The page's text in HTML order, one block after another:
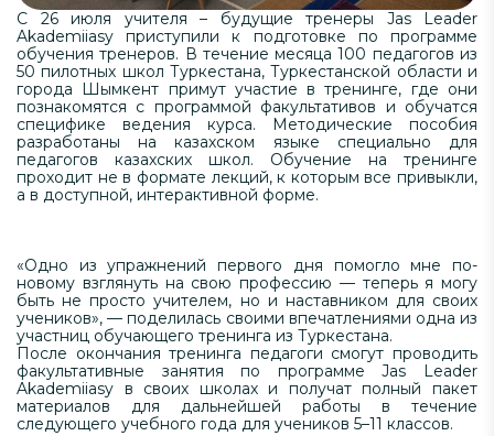
С 26 июля учителя – будущие тренеры Jas Leader
Akademiiasy приступили к подготовке по программе
обучения тренеров. В течение месяца 100 педагогов из
50 пилотных школ Туркестана, Туркестанской области и
города Шымкент примут участие в тренинге, где они
познакомятся с программой факультативов и обучатся
специфике ведения курса. Методические пособия
разработаны на казахском языке специально для
педагогов казахских школ. Обучение на тренинге
проходит не в формате лекций, к которым все привыкли,
а в доступной, интерактивной форме.
«Одно из упражнений первого дня помогло мне по-
новому взглянуть на свою профессию — теперь я могу
быть не просто учителем, но и наставником для своих
учеников», — поделилась своими впечатлениями одна из
участниц обучающего тренинга из Туркестана.
После окончания тренинга педагоги смогут проводить
факультативные занятия по программе Jas Leader
Akademiiasy в своих школах и получат полный пакет
материалов для дальнейшей работы в течение
следующего учебного года для учеников 5–11 классов.